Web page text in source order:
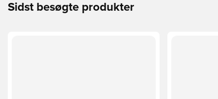
Sidst besøgte produkter